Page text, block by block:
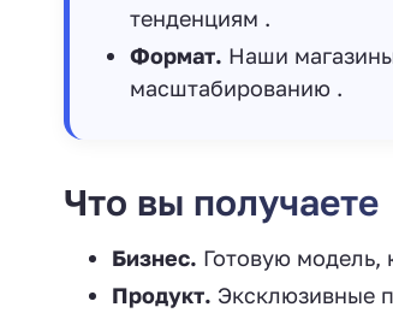
тенденциям .
Формат. Наши
масштабированию .
Что вы получаете
Бизнес. Готовую модель,
Продукт. Эксклюзивные